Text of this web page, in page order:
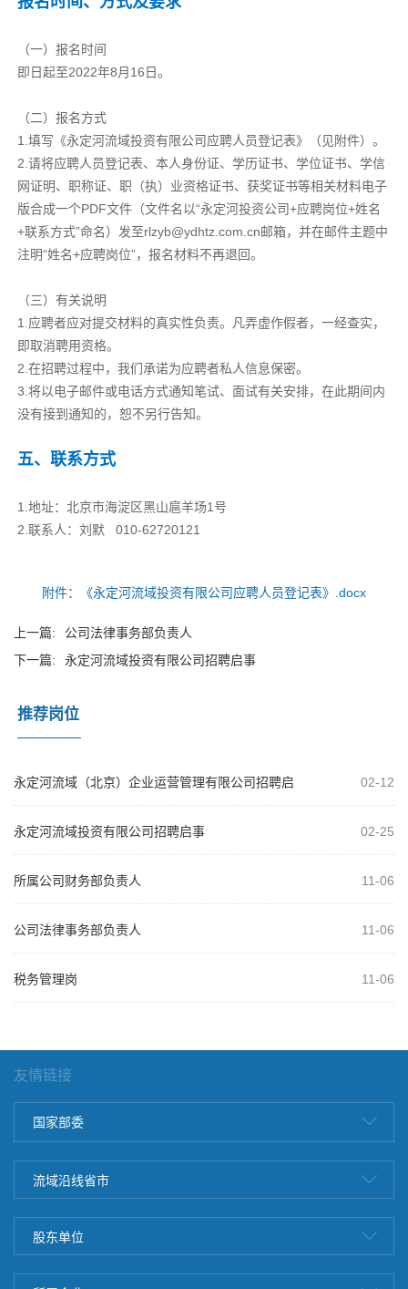
（一）报名时间
即日起至2022年8月16日。
（二）报名方式
1.填写《永定河流域投资有限公司应聘人员登记表》（见附件）。
2.请将应聘人员登记表、本人身份证、学历证书、学位证书、学信
网证明、职称证、职（执）业资格证书、获奖证书等相关材料电子
版合成一个PDF文件（文件名以“永定河投资公司+应聘岗位+姓名
+联系方式”命名）发至rlzyb@ydhtz.com.cn邮箱，并在邮件主题中
注明“姓名+应聘岗位”，报名材料不再退回。
（三）有关说明
1.应聘者应对提交材料的真实性负责。凡弄虚作假者，一经查实，
即取消聘用资格。
2.在招聘过程中，我们承诺为应聘者私人信息保密。
3.将以电子邮件或电话方式通知笔试、面试有关安排，在此期间内
没有接到通知的，恕不另行告知。
五、联系方式
1.地址：北京市海淀区黑山扈羊场1号
2.联系人：刘默 010-62720121
附件：《永定河流域投资有限公司应聘人员登记表》.docx
上一篇:
公司法律事务部负责人
下一篇:
永定河流域投资有限公司招聘启事
推荐岗位
永定河流域（北京）企业运营管理有限公司招聘启
02-12
永定河流域投资有限公司招聘启事 02-25
所属公司财务部负责人 11-06
公司法律事务部负责人 11-06
税务管理岗 11-06
友情链接
国家部委
流域沿线省市
股东单位